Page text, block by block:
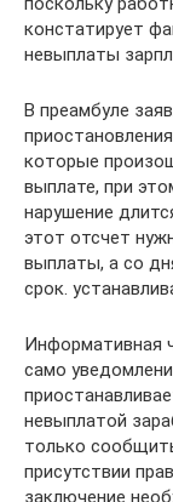
констатирует
невыплаты
В преамбуле
которые
выплате, при
нарушение
этот отсчет
выплаты, а со
срок.
Информативная
само
невыплатой
только
присутствии
заключение